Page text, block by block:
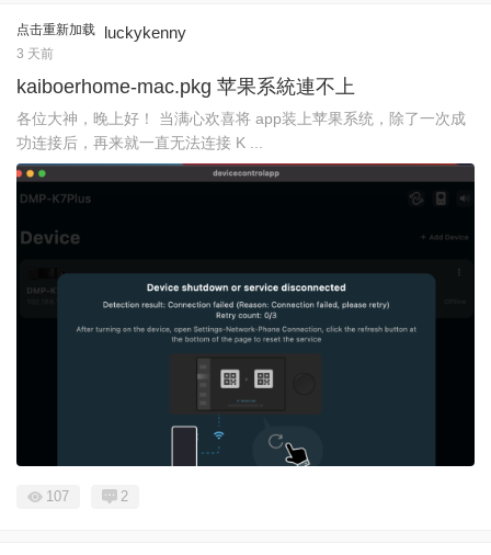
点击重新加载 luckykenny
3 天前
kaiboerhome-mac.pkg 苹果系統連不上
各位大神，晚上好！ 当满心欢喜将 app装上苹果系统，除了一次成
功连接后，再来就一直无法连接 K ...
107 2